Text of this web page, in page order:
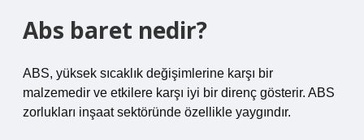
Abs baret nedir?
ABS, yüksek sıcaklık değişimlerine karşı bir
malzemedir ve etkilere karşı iyi bir direnç gösterir. ABS
zorlukları inşaat sektöründe özellikle yaygındır.